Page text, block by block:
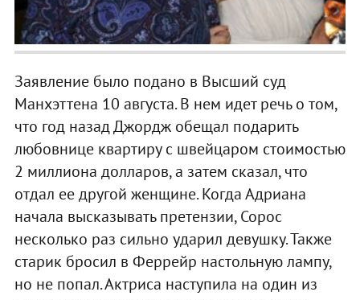
Заявление было подано в Высший суд
Манхэттена 10 августа. В нем идет речь о том,
что год назад Джордж обещал подарить
любовнице квартиру с швейцаром стоимостью
2 миллиона долларов, а затем сказал, что
отдал ее другой женщине. Когда Адриана
начала высказывать претензии, Сорос
несколько раз сильно ударил девушку. Также
старик бросил в Феррейр настольную лампу,
но не попал. Актриса наступила на один из